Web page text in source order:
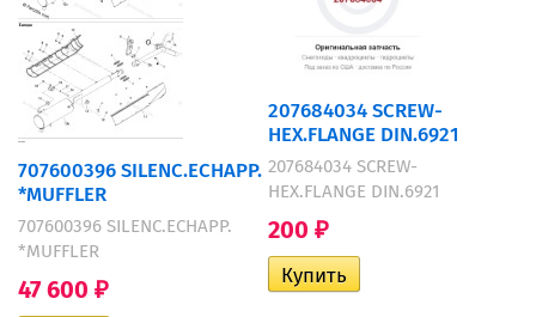
707600396 SILENC.ECHAPP.
*MUFFLER
707600396 SILENC.ECHAPP.
*MUFFLER
47 600 ₽
207684034 SCREW-
HEX.FLANGE DIN.6921
207684034 SCREW-
HEX.FLANGE DIN.6921
200 ₽